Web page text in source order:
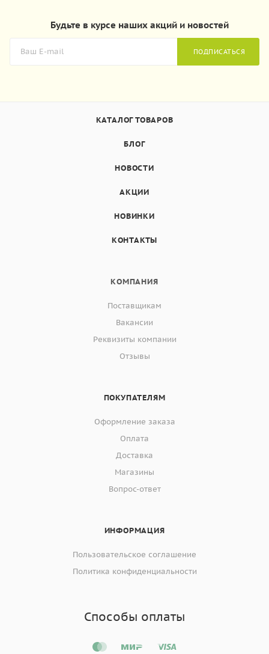
Будьте в курсе наших акций и новостей
ПОДПИСАТЬСЯ
КАТАЛОГ ТОВАРОВ
БЛОГ
НОВОСТИ
АКЦИИ
НОВИНКИ
КОНТАКТЫ
КОМПАНИЯ
Поставщикам
Вакансии
Реквизиты компании
Отзывы
ПОКУПАТЕЛЯМ
Оформление заказа
Оплата
Доставка
Магазины
Вопрос-ответ
ИНФОРМАЦИЯ
Пользовательское соглашение
Политика конфиденциальности
Способы оплаты